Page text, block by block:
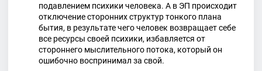
подавлением психики человека. А в ЭП происходит
отключение сторонних структур тонкого плана
бытия, в результате чего человек возвращает себе
все ресурсы своей психики, избавляется от
стороннего мыслительного потока, который он
ошибочно воспринимал за свой.